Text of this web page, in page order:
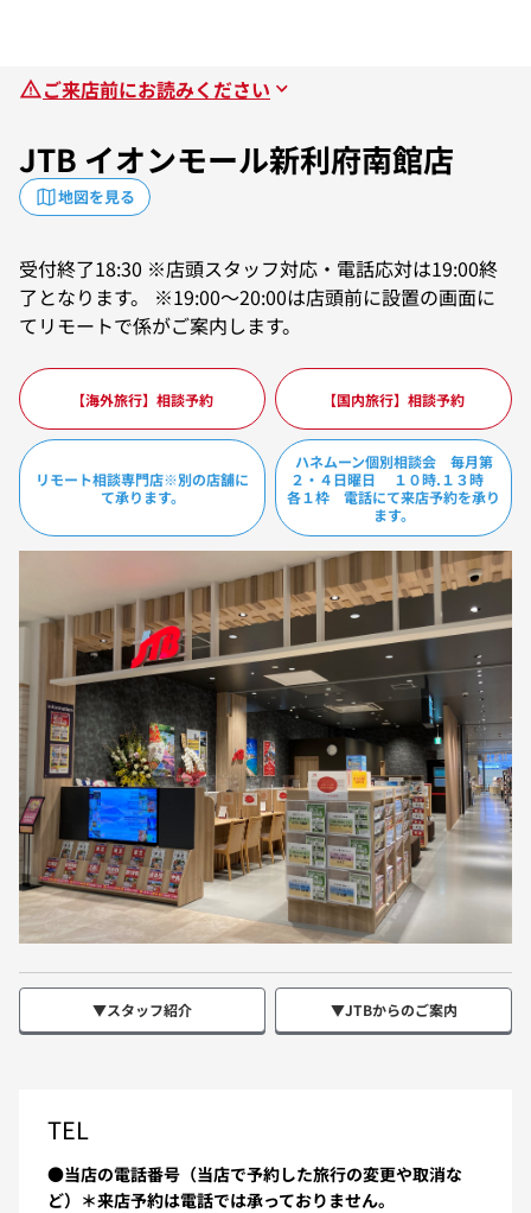
ご来店前にお読みください
JTB イオンモール新利府南館店
地図を見る
受付終了18:30 ※店頭スタッフ対応・電話応対は19:00終
了となります。 ※19:00～20:00は店頭前に設置の画面に
てリモートで係がご案内します。
【海外旅行】相談予約 【国内旅行】相談予約
リモート相談専門店※別の店舗に
て承ります。
ハネムーン個別相談会 毎月第
２・４日曜日 １０時.１３時
各１枠 電話にて来店予約を承り
ます。
▼スタッフ紹介 ▼JTBからのご案内
TEL
●当店の電話番号（当店で予約した旅行の変更や取消な
ど）＊来店予約は電話では承っておりません。